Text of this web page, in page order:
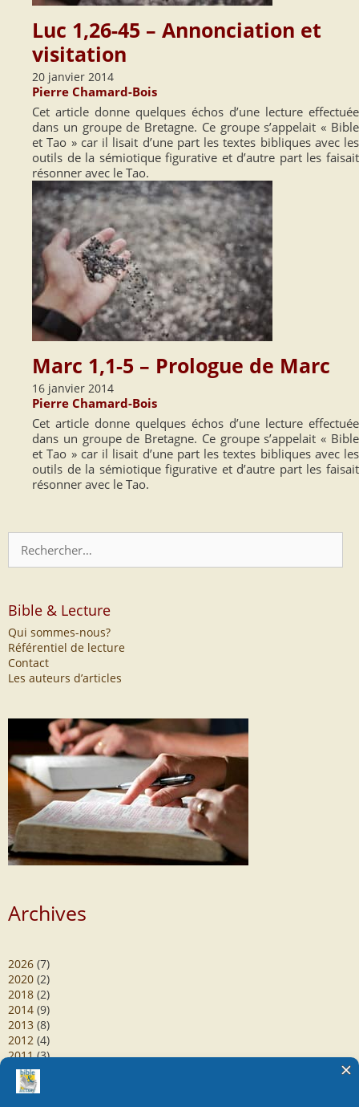
Luc 1,26-45 – Annonciation et
visitation
20 janvier 2014
Pierre Chamard-Bois
Cet article donne quelques échos d’une lecture effectuée
dans un groupe de Bretagne. Ce groupe s’appelait « Bible
et Tao » car il lisait d’une part les textes bibliques avec les
outils de la sémiotique figurative et d’autre part les faisait
résonner avec le Tao.
Marc 1,1-5 – Prologue de Marc
16 janvier 2014
Pierre Chamard-Bois
Cet article donne quelques échos d’une lecture effectuée
dans un groupe de Bretagne. Ce groupe s’appelait « Bible
et Tao » car il lisait d’une part les textes bibliques avec les
outils de la sémiotique figurative et d’autre part les faisait
résonner avec le Tao.
Rechercher :
Bible & Lecture
Qui sommes-nous?
Référentiel de lecture
Contact
Les auteurs d’articles
Archives
2026 (7)
2020 (2)
2018 (2)
2014 (9)
2013 (8)
2012 (4)
2011(3)
2010(1)
2009(1)